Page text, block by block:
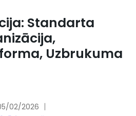
Standarta
Uzbrukuma
02/2026